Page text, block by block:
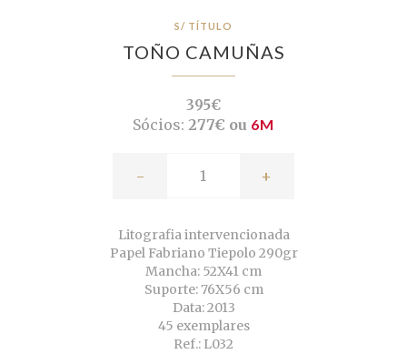
S/ TÍTULO
TOÑO CAMUÑAS
395€
Sócios: 277€ ou 6M
- +
Litografia intervencionada
Papel Fabriano Tiepolo 290gr
Mancha: 52X41 cm
Suporte: 76X56 cm
Data: 2013
45 exemplares
Ref.: L032